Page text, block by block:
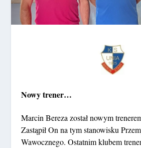
Nowy trener…
Marcin Bereza został nowym
Zastąpił On na tym stanowisku
Wawocznego. Ostatnim klubem